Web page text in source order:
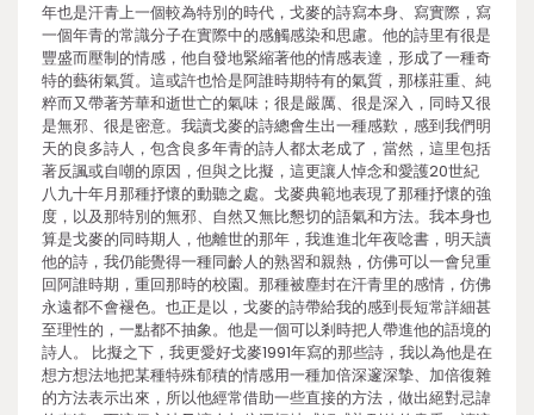
年也是汗青上一個較為特別的時代，戈麥的詩寫本身、寫實際，寫
一個年青的常識分子在實際中的感觸感染和思慮。他的詩里有很是
豐盛而壓制的情感，他自發地緊縮著他的情感表達，形成了一種奇
特的藝術氣質。這或許也恰是阿誰時期特有的氣質，那樣莊重、純
粹而又帶著芳華和逝世亡的氣味；很是嚴厲、很是深入，同時又很
是無邪、很是密意。我讀戈麥的詩總會生出一種感歎，感到我們明
天的良多詩人，包含良多年青的詩人都太老成了，當然，這里包括
著反諷或自嘲的原因，但與之比擬，這更讓人悼念和愛護20世紀
八九十年月那種抒懷的動聽之處。戈麥典範地表現了那種抒懷的強
度，以及那特別的無邪、自然又無比懇切的語氣和方法。我本身也
算是戈麥的同時期人，他離世的那年，我進進北年夜唸書，明天讀
他的詩，我仍能覺得一種同齡人的熟習和親熱，仿佛可以一會兒重
回阿誰時期，重回那時的校園。那種被塵封在汗青里的感情，仿佛
永遠都不會褪色。也正是以，戈麥的詩帶給我的感到長短常詳細甚
至理性的，一點都不抽象。他是一個可以剎時把人帶進他的語境的
詩人。 比擬之下，我更愛好戈麥1991年寫的那些詩，我以為他是在
想方想法地把某種特殊郁積的情感用一種加倍深邃深摯、加倍復雜
的方法表示出來，所以他經常借助一些直接的方法，做出絕對忌諱